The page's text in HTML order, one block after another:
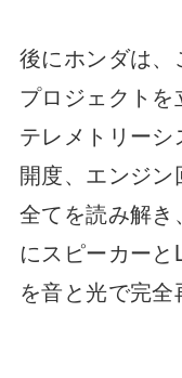
後にホンダは
プロジェクトを
テレメトリー
開度、エンジ
全てを読み解
にスピーカー
を音と光で完全